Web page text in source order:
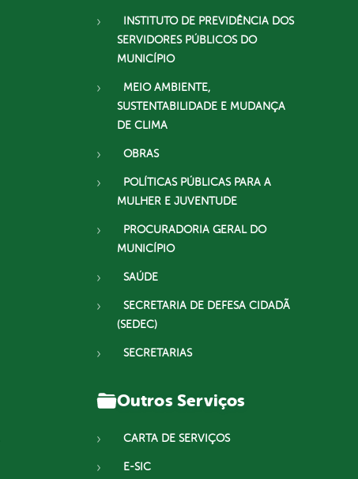
INSTITUTO DE PREVIDÊNCIA DOS
SERVIDORES PÚBLICOS DO
MUNICÍPIO
MEIO AMBIENTE,
SUSTENTABILIDADE E MUDANÇA
DE CLIMA
OBRAS
POLÍTICAS PÚBLICAS PARA A
MULHER E JUVENTUDE
PROCURADORIA GERAL DO
MUNICÍPIO
SAÚDE
SECRETARIA DE DEFESA CIDADÃ
(SEDEC)
SECRETARIAS
Outros Serviços
CARTA DE SERVIÇOS
E-SIC